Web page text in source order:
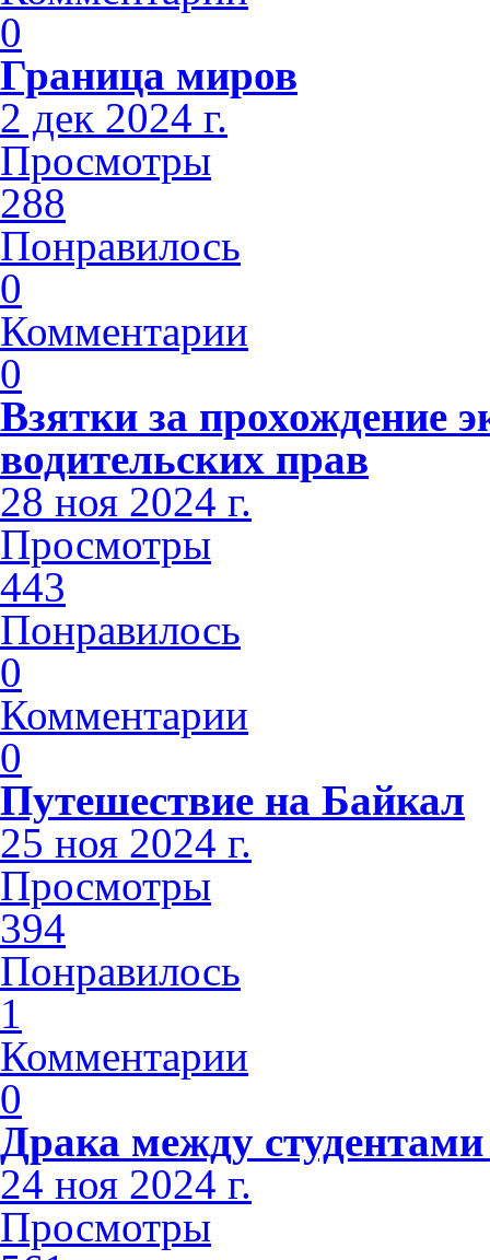
0
Граница миров
2 дек 2024 г.
Просмотры
288
Понравилось
0
Комментарии
0
Взятки за прохождение
водительских прав
28 ноя 2024 г.
Просмотры
443
Понравилось
0
Комментарии
0
Путешествие на Байкал
25 ноя 2024 г.
Просмотры
394
Понравилось
1
Комментарии
0
Драка между
24 ноя 2024 г.
Просмотры